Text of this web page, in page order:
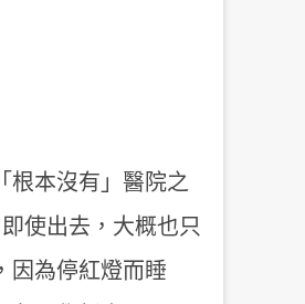
根本沒有」醫院之
使出去，大概也只
因為停紅燈而睡